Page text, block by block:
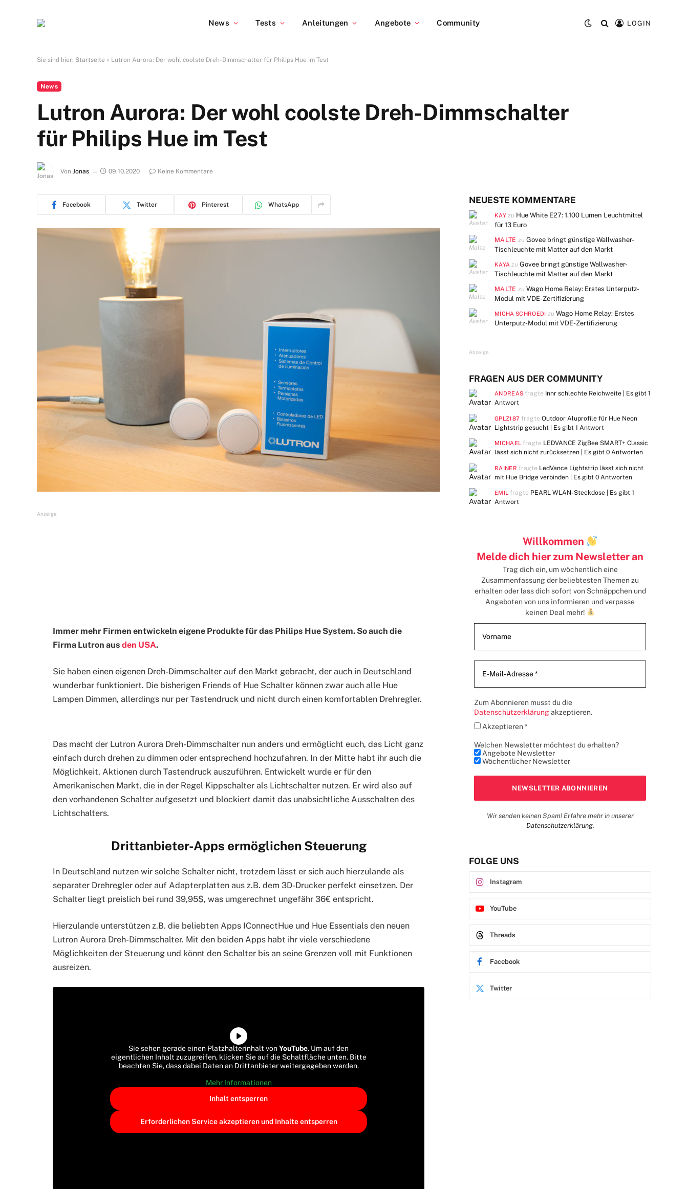
News Tests Anleitungen Angebote Community LOGIN
Sie sind hier: Startseite » Lutron Aurora: Der wohl coolste Dreh-Dimmschalter für Philips Hue im Test
News
Lutron Aurora: Der wohl coolste Dreh-Dimmschalter
für Philips Hue im Test
Von Jonas 09.10.2020 Keine Kommentare
Facebook Twitter Pinterest WhatsApp
Anzeige
Immer mehr Firmen entwickeln eigene Produkte für das Philips Hue System. So auch die
Firma Lutron aus den USA.
Sie haben einen eigenen Dreh-Dimmschalter auf den Markt gebracht, der auch in Deutschland
wunderbar funktioniert. Die bisherigen Friends of Hue Schalter können zwar auch alle Hue
Lampen Dimmen, allerdings nur per Tastendruck und nicht durch einen komfortablen Drehregler.
Das macht der Lutron Aurora Dreh-Dimmschalter nun anders und ermöglicht euch, das Licht ganz
einfach durch drehen zu dimmen oder entsprechend hochzufahren. In der Mitte habt ihr auch die
Möglichkeit, Aktionen durch Tastendruck auszuführen. Entwickelt wurde er für den
Amerikanischen Markt, die in der Regel Kippschalter als Lichtschalter nutzen. Er wird also auf
den vorhandenen Schalter aufgesetzt und blockiert damit das unabsichtliche Ausschalten des
Lichtschalters.
Drittanbieter-Apps ermöglichen Steuerung
In Deutschland nutzen wir solche Schalter nicht, trotzdem lässt er sich auch hier­zu­lan­de als
separater Drehregler oder auf Adapterplatten aus z.B. dem 3D-Drucker perfekt einsetzen. Der
Schalter liegt preislich bei rund 39,95$, was umgerechnet ungefähr 36€ entspricht.
Hierzulande unterstützen z.B. die beliebten Apps IConnectHue und Hue Essentials den neuen
Lutron Aurora Dreh-Dimmschalter. Mit den beiden Apps habt ihr viele verschiedene
Möglichkeiten der Steuerung und könnt den Schalter bis an seine Grenzen voll mit Funktionen
ausreizen.
Sie sehen gerade einen Platzhalterinhalt vonYouTube. Um auf den
eigentlichen Inhalt zuzugreifen, klicken Sie auf die Schaltfläche unten. Bitte
beachten Sie, dass dabei Daten an Drittanbieter weitergegeben werden.
Mehr Informationen
Inhalt entsperren
Erforderlichen Service akzeptieren und Inhalte entsperren
NEUESTE KOMMENTARE
KAY zu Hue White E27: 1.100 Lumen Leuchtmittel
für 13 Euro
MALTE zu Govee bringt günstige Wallwasher-
Tischleuchte mit Matter auf den Markt
KAYA zuGovee bringt günstige Wallwasher-
Tischleuchte mit Matter auf den Markt
MALTE zu Wago Home Relay: Erstes Unterputz-
Modul mit VDE-Zertifizierung
MICHA SCHROEDI zu Wago Home Relay: Erstes
Unterputz-Modul mit VDE-Zertifizierung
Anzeige
FRAGEN AUS DER COMMUNITY
ANDREAS fragte Innr schlechte Reichweite | Es gibt1
Antwort
GPLZ187 fragteOutdoor Aluprofile für Hue Neon
Lightstrip gesucht | Es gibt 1 Antwort
MICHAEL fragte LEDVANCE ZigBee SMART+ Classic
lässt sich nicht zurücksetzen | Es gibt 0 Antworten
RAINER fragte LedVance Lightstrip lässt sich nicht
mit Hue Bridge verbinden | Es gibt 0 Antworten
EMIL fragte PEARL WLAN-Steckdose | Es gibt1
Antwort
Willkommen
Melde dich hier zum Newsletter an
Trag dich ein, um wöchentlich eine
Zusammenfassung der beliebtesten Themen zu
erhaltenoder lass dich sofort von Schnäppchen und
Angeboten von uns informieren und verpasse
keinen Deal mehr!
Zum Abonnieren musst du die
Datenschutzerklärung akzeptieren.
Akzeptieren *
Welchen Newsletter möchtest du erhalten?
Angebote Newsletter
Wöchentlicher Newsletter
Wir senden keinen Spam! Erfahre mehr in unserer
Datenschutzerklärung.
FOLGE UNS
Instagram
YouTube
Threads
Facebook
Twitter